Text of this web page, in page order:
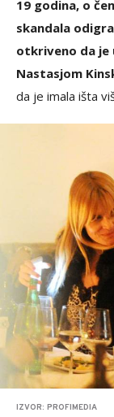
19 godina, o
skandala
otkriveno da je
Nastasjom
da je imala išta
IZVOR: PROFIMEDIA